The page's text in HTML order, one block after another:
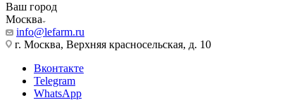
Ваш город
Москва
info@lefarm.ru
г. Москва, Верхняя красносельская, д. 10
Вконтакте
Telegram
WhatsApp